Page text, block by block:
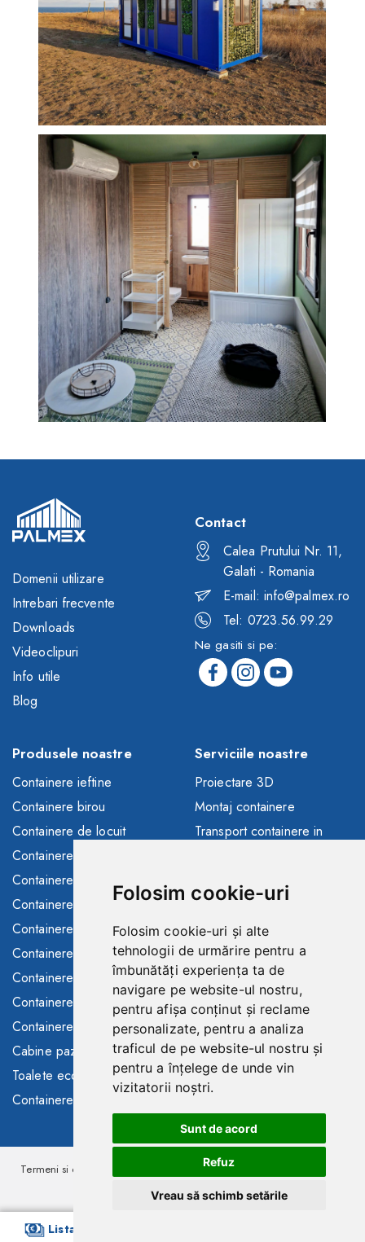
Folosim cookie-uri
Folosim cookie-uri și alte
tehnologii de urmărire pentru a
îmbunătăți experiența ta de
navigare pe website-ul nostru,
pentru afișa conținut și reclame
personalizate, pentru a analiza
traficul de pe website-ul nostru și
pentru a înțelege de unde vin
vizitatorii noștri.
Sunt de acord
Refuz
Vreau să schimb setările
Lista preturi
Domenii utilizare
Intrebari frecvente
Downloads
Videoclipuri
Info utile
Blog
Contact
Calea Prutului Nr. 11,
Galati - Romania
E-mail: info@palmex.ro
Tel: 0723.56.99.29
Ne gasiti si pe:
Produsele noastre
Containere ieftine
Containere birou
Containere de locuit
Containere depozitare
Containere sanitare
Containere santier
Containere maritime
Containere modulare
Containere frigorifice
Containere comerciale
Containere SH
Cabine paza
Toalete ecologice
Containere in stoc
Serviciile noastre
Proiectare 3D
Montaj containere
Transport containere in
Consultanta/asistenta
Buyback containere folosite
Containere de inchiriat
Toalete ecologice de
inchiriat
Gard mobil de inchiriat
Termeni si conditii Politica de confidentialitate
PALMEX CM.